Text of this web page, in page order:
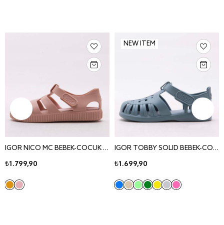
IGOR NICO MC BEBEK-COCUK KREM SANDALET S10292
₺1.799,90
IGOR TOBBY SOLID BEBEK-COCUK YESIL SANDALET S10271-013
₺1.699,90
NEW ITEM